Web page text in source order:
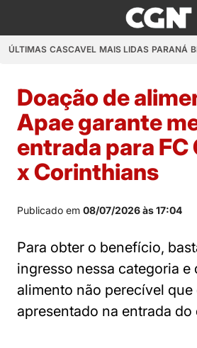
ÚLTIMAS CASCAVEL MAIS LIDAS PARANÁ
Doação de
Apae garante
entrada para FC
x Corinthians
Publicado em 08/07/2026 às 17:04
Para obter o benefício,
ingresso nessa categoria e
alimento não perecível que
apresentado na entrada do